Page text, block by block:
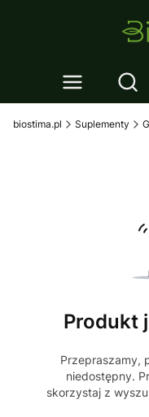
biostima.pl Suplementy
Produkt
Przepraszamy,
niedostępny.
skorzystaj z